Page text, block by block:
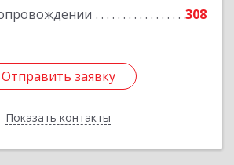
308
Отправить заявку
Показать контакты
Подробнее
Отправить заявку
Назад